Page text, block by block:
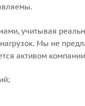
учитывая
Мы не
активом